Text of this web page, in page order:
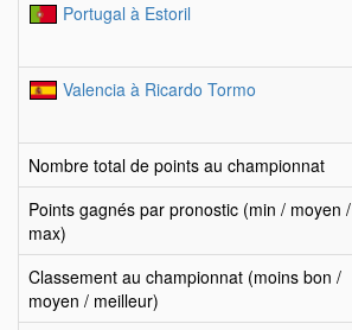
Portugal à Estoril
Valencia à Ricardo Tormo
Nombre total de points au championnat
Points gagnés par pronostic (min / moyen /
max)
Classement au championnat (moins bon /
moyen / meilleur)